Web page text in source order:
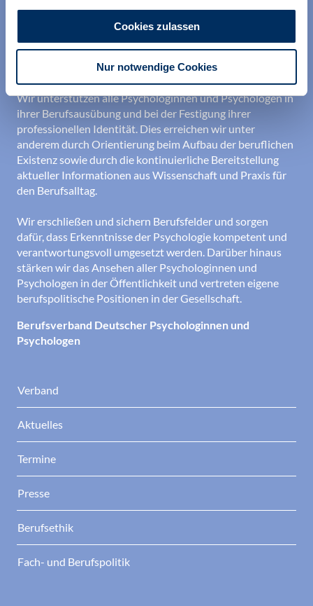
Cookies zulassen
Nur notwendige Cookies
Wir unterstützen alle Psychologinnen und Psychologen in
ihrer Berufsausübung und bei der Festigung ihrer
professionellen Identität. Dies erreichen wir unter
anderem durch Orientierung beim Aufbau der beruflichen
Existenz sowie durch die kontinuierliche Bereitstellung
aktueller Informationen aus Wissenschaft und Praxis für
den Berufsalltag.
Wir erschließen und sichern Berufsfelder und sorgen
dafür, dass Erkenntnisse der Psychologie kompetent und
verantwortungsvoll umgesetzt werden. Darüber hinaus
stärken wir das Ansehen aller Psychologinnen und
Psychologen in der Öffentlichkeit und vertreten eigene
berufspolitische Positionen in der Gesellschaft.
Berufsverband Deutscher Psychologinnen und
Psychologen
Verband
Aktuelles
Termine
Presse
Berufsethik
Fach- und Berufspolitik